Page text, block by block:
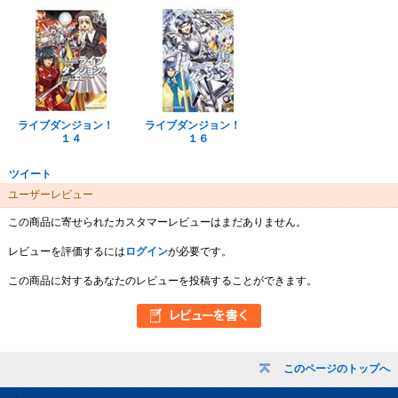
このページのトップへ
ライブダンジョン！
１４
ライブダンジョン！
１６
ツイート
ユーザーレビュー
この商品に寄せられたカスタマーレビューはまだありません。
レビューを評価するには ログインが必要です。
この商品に対するあなたのレビューを投稿することができます。